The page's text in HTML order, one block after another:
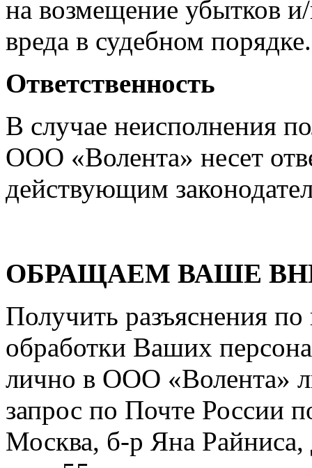
на возмещение убытков
вреда в судебном порядке.
Ответственность
В случае неисполнения
ООО «Волента» несет
действующим
ОБРАЩАЕМ ВАШЕ
Получить разъяснения
обработки Ваших
лично в ООО «Волента»
запрос по Почте России
Москва, б-р Яна